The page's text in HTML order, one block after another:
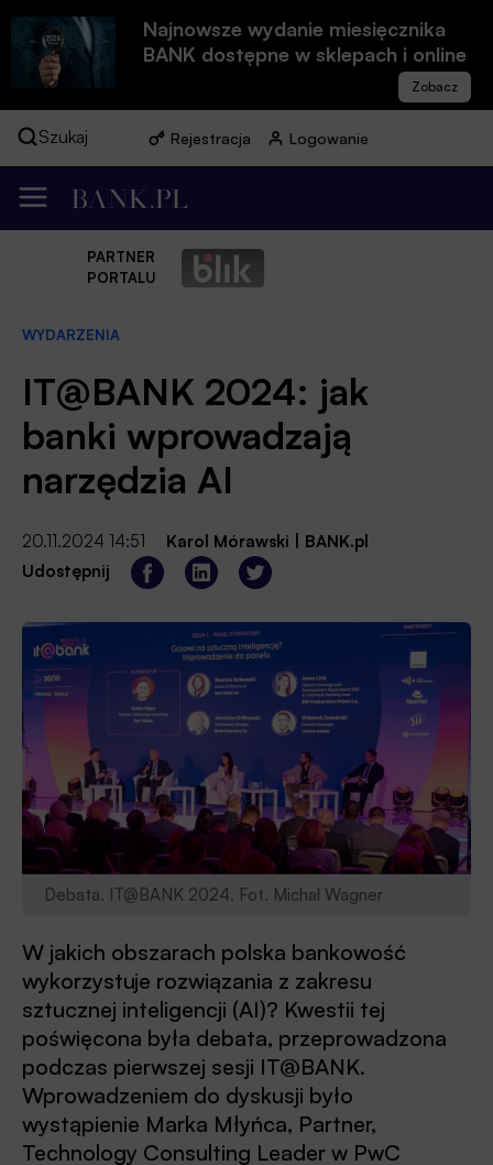
Najnowsze wydanie miesięcznika
BANK dostępne w sklepach i online
Szukaj Rejestracja Logowanie
PARTNER
PORTALU
WYDARZENIA
IT@BANK 2024: jak
banki wprowadzają
narzędzia AI
20.11.2024 14:51 Karol Mórawski
BANK.pl
Udostępnij
Debata. IT@BANK 2024. Fot. Michał Wagner
W jakich obszarach polska bankowość
wykorzystuje rozwiązania z zakresu
sztucznej inteligencji (AI)? Kwestii tej
poświęcona była debata, przeprowadzona
podczas pierwszej sesji IT@BANK.
Wprowadzeniem do dyskusji było
wystąpienie Marka Młyńca, Partner,
Technology Consulting Leader w PwC